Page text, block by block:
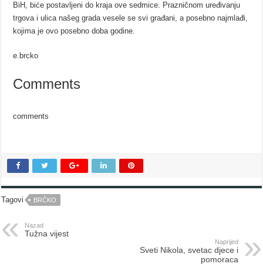
BiH, biće postavljeni do kraja ove sedmice. Prazničnom uređivanju
trgova i ulica našeg grada vesele se svi građani, a posebno najmlađi,
kojima je ovo posebno doba godine.
e.brcko
Comments
comments
Tagovi BRČKO
Nazad
Tužna vijest
Naprijed
Sveti Nikola, svetac djece i
pomoraca